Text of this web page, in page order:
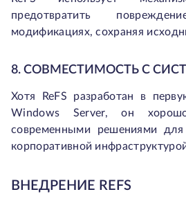
предотвратить
модификациях, сохраняя
8. СОВМЕСТИМОСТЬ С
Хотя ReFS разработан в
Windows Server, он
современными решениями
корпоративной
ВНЕДРЕНИЕ REFS